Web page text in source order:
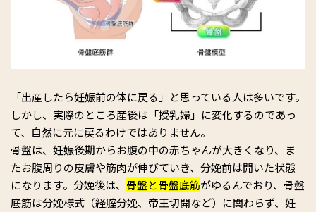
「出産したら妊娠前の体に戻る」と思っている人は多いです。
しかし、実際のところ産後は「授乳婦」に変化するのであっ
て、自然に元に戻るわけではありません。
骨盤は、妊娠後期からお腹の中の赤ちゃんが大きくなり、ま
たお腹周りの皮膚や筋肉が伸びていき、分娩前は開いた状態
になります。分娩後は、 骨盤と骨盤底筋がゆるんでおり、骨盤
底筋は分娩様式（経腟分娩、帝王切開など）に関わらず、妊